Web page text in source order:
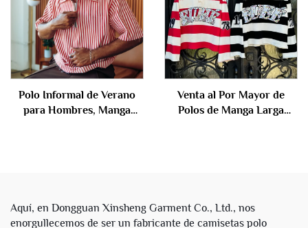
Polo Informal de Verano
para Hombres, Manga
Venta al Por Mayor de
Polos de Manga Larga
para Hombres
Aquí, en Dongguan Xinsheng Garment Co., Ltd., nos
enorgullecemos de ser un fabricante de camisetas polo